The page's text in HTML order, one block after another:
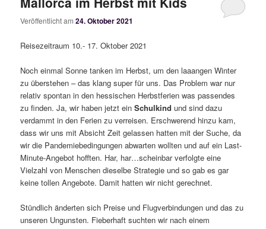
Veröffentlicht am24. Oktober 2021
Reisezeitraum 10.- 17. Oktober 2021
Noch einmal Sonne tanken im Herbst, um den laaangen Winter
zu überstehen – das klang super für uns. Das Problem war nur
relativ spontan in den hessischen Herbstferien was passendes
zu finden. Ja, wir haben jetzt einSchulkindund sind dazu
verdammt in den Ferien zu verreisen. Erschwerend hinzu kam,
dass wir uns mit Absicht Zeit gelassen hatten mit der Suche, da
wir die Pandemiebedingungen abwarten wollten und auf ein Last-
Minute-Angebot hofften. Har, har…scheinbar verfolgte eine
Vielzahl von Menschen dieselbe Strategie und so gab es gar
keine tollen Angebote. Damit hatten wir nicht gerechnet.
Stündlich änderten sich Preise und Flugverbindungen und das zu
unseren Ungunsten. Fieberhaft suchten wir nach einem